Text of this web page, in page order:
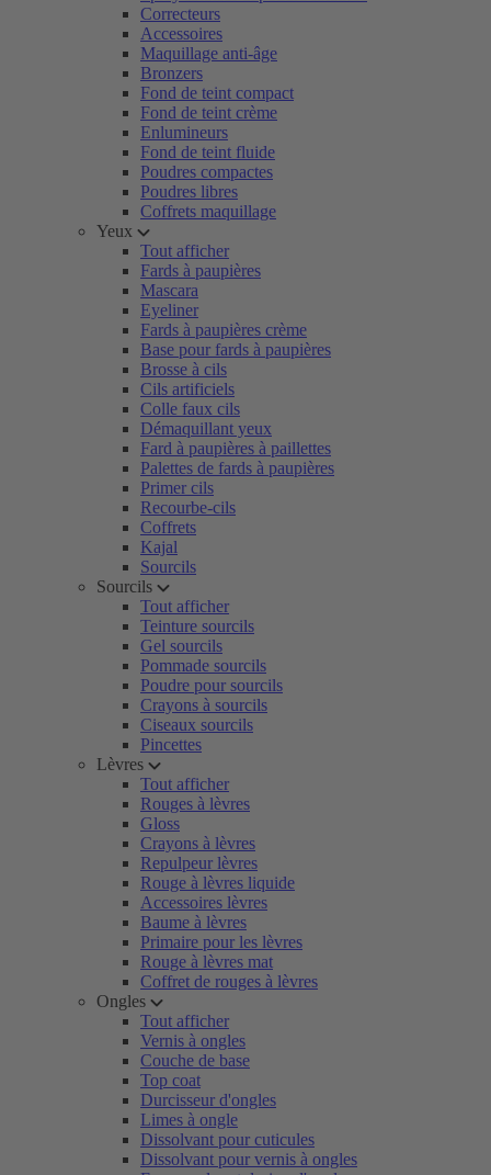
Correcteurs
Accessoires
Maquillage anti-âge
Bronzers
Fond de teint compact
Fond de teint crème
Enlumineurs
Fond de teint fluide
Poudres compactes
Poudres libres
Coffrets maquillage
Yeux
Tout afficher
Fards à paupières
Mascara
Eyeliner
Fards à paupières crème
Base pour fards à paupières
Brosse à cils
Cils artificiels
Colle faux cils
Démaquillant yeux
Fard à paupières à paillettes
Palettes de fards à paupières
Primer cils
Recourbe-cils
Coffrets
Kajal
Sourcils
Sourcils
Tout afficher
Teinture sourcils
Gel sourcils
Pommade sourcils
Poudre pour sourcils
Crayons à sourcils
Ciseaux sourcils
Pincettes
Lèvres
Tout afficher
Rouges à lèvres
Gloss
Crayons à lèvres
Repulpeur lèvres
Rouge à lèvres liquide
Accessoires lèvres
Baume à lèvres
Primaire pour les lèvres
Rouge à lèvres mat
Coffret de rouges à lèvres
Ongles
Tout afficher
Vernis à ongles
Couche de base
Top coat
Durcisseur d'ongles
Limes à ongle
Dissolvant pour cuticules
Dissolvant pour vernis à ongles